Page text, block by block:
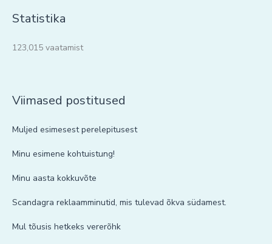
Statistika
123,015 vaatamist
Viimased postitused
Muljed esimesest perelepitusest
Minu esimene kohtuistung!
Minu aasta kokkuvõte
Scandagra reklaamminutid, mis tulevad õkva südamest.
Mul tõusis hetkeks vererõhk